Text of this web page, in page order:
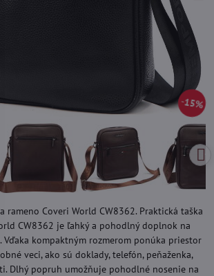
15%
rameno Coveri World CW8362. Praktická taška
CW8362 je ľahký a pohodlný doplnok na
Vďaka kompaktným rozmerom ponúka priestor
veci, ako sú doklady, telefón, peňaženka,
Dlhý popruh umožňuje pohodlné nosenie na